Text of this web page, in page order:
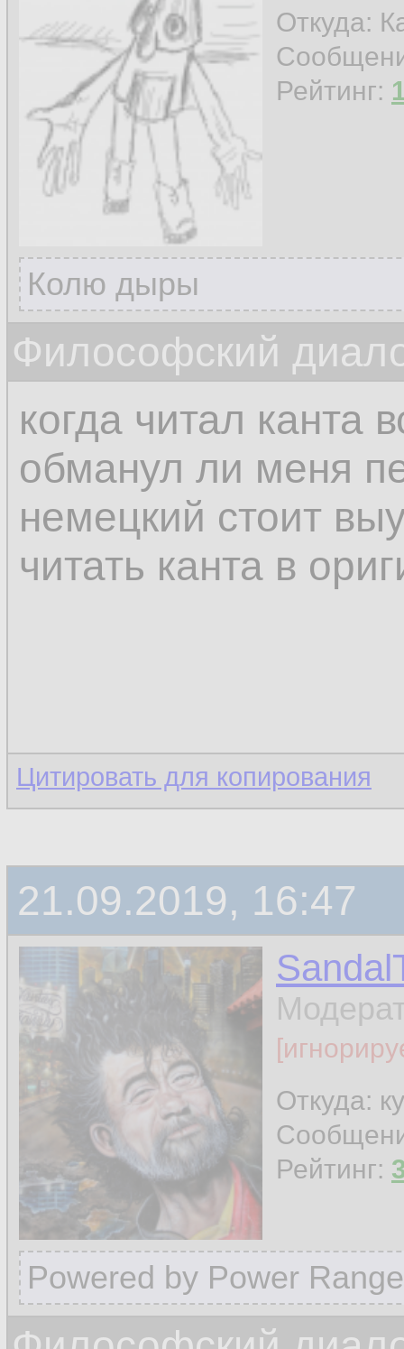
Откуда:
Рейтинг:
Колю дыры
Философский
когда читал канта
обманул ли меня
немецкий стоит
читать канта в
Цитировать для копирования
21.09.2019, 16:47
Откуда:
Рейтинг:
Powered by Power